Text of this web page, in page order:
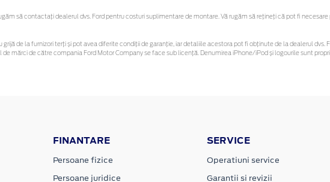
să contactaţi dealerul dvs. Ford pentru costuri suplimentare de montare. Vă rugăm să rețineți că pot fi
de la furnizori terți și pot avea diferite condiții de garanție, iar detaliile acestora pot fi obținute de la dealerul
de mărci de către compania Ford Motor Company se face sub licență. Denumirea iPhone/iPod și logourile sunt
FINANTARE
Persoane fizice
Persoane juridice
SERVICE
Operatiuni service
Garantii si revizii